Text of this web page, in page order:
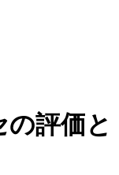
の評価と